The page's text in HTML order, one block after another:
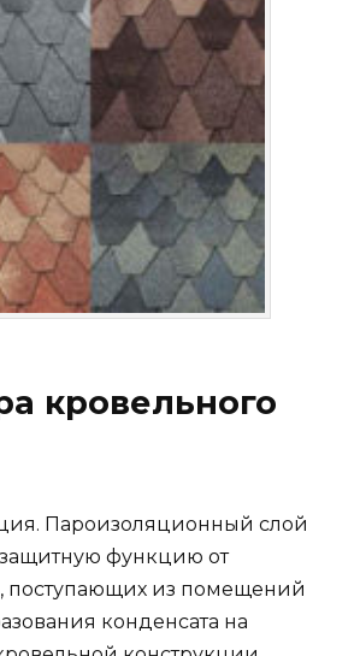
кровельного
Пароизоляционный слой
функцию от
поступающих из помещений
конденсата на